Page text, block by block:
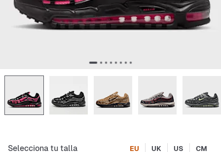
Selecciona tu talla EU UK US CM